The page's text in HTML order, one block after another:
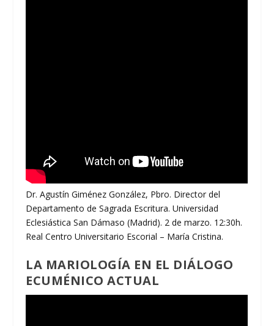
Dr. Agustín Giménez González, Pbro. Director del
Departamento de Sagrada Escritura. Universidad
Eclesiástica San Dámaso (Madrid). 2 de marzo. 12:30h.
Real Centro Universitario Escorial – María Cristina.
LA MARIOLOGÍA EN EL DIÁLOGO
ECUMÉNICO ACTUAL